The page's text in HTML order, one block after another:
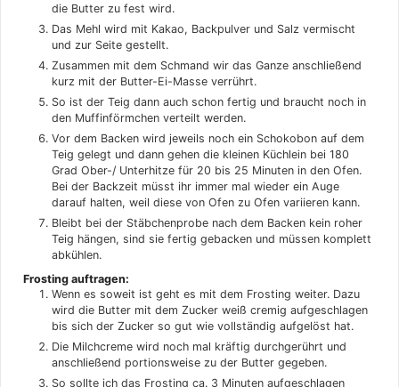
die Butter zu fest wird.
Das Mehl wird mit Kakao, Backpulver und Salz vermischt
und zur Seite gestellt.
Zusammen mit dem Schmand wir das Ganze anschließend
kurz mit der Butter-Ei-Masse verrührt.
So ist der Teig dann auch schon fertig und braucht noch in
den Muffinförmchen verteilt werden.
Vor dem Backen wird jeweils noch ein Schokobon auf dem
Teig gelegt und dann gehen die kleinen Küchlein bei 180
Grad Ober-/ Unterhitze für 20 bis 25 Minuten in den Ofen.
Bei der Backzeit müsst ihr immer mal wieder ein Auge
darauf halten, weil diese von Ofen zu Ofen variieren kann.
Bleibt bei der Stäbchenprobe nach dem Backen kein roher
Teig hängen, sind sie fertig gebacken und müssen komplett
abkühlen.
Frosting auftragen:
Wenn es soweit ist geht es mit dem Frosting weiter. Dazu
wird die Butter mit dem Zucker weiß cremig aufgeschlagen
bis sich der Zucker so gut wie vollständig aufgelöst hat.
Die Milchcreme wird noch mal kräftig durchgerührt und
anschließend portionsweise zu der Butter gegeben.
So sollte ich das Frosting ca. 3 Minuten aufgeschlagen